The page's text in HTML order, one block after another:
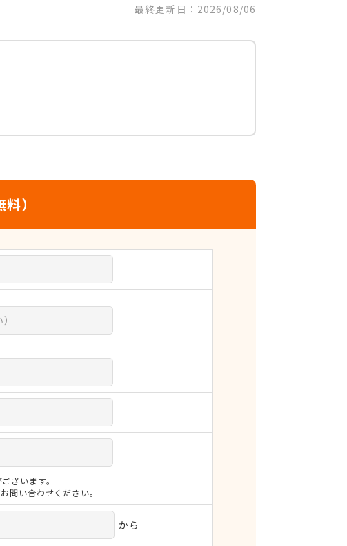
最終更新日：2026/08/06
）
ざいます。
い合わせください。
から